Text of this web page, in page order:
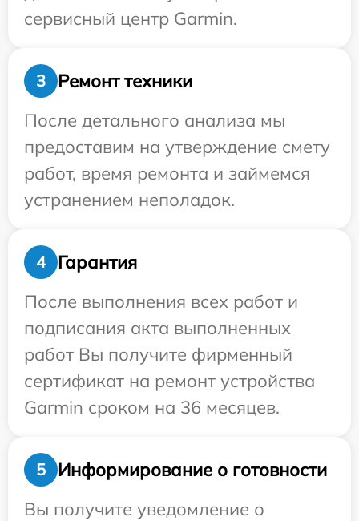
сервисный центр Garmin.
3
Ремонт техники
После детального анализа мы
предоставим на утверждение смету
работ, время ремонта и займемся
устранением неполадок.
4
Гарантия
После выполнения всех работ и
подписания акта выполненных
работ Вы получите фирменный
сертификат на ремонт устройства
Garmin сроком на 36 месяцев.
5
Информирование о готовности
Вы получите уведомление о